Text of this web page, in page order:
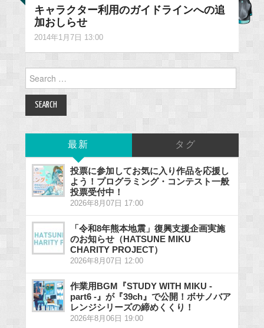
キャラクター利用のガイドラインへの追
加おしらせ
2014年1月7日 13:00
Search
for:
最新 タグ
投票に参加してお気に入り作品を応援し
よう！プログラミング・コンテスト一般
投票受付中！
2026年8月07日 17:00
「令和8年熊本地震」復興支援企画実施
のお知らせ（HATSUNE MIKU
CHARITY PROJECT）
2026年8月07日 12:00
作業用BGM『STUDY WITH MIKU -
part6 -』が『39ch』で公開！ボサノバア
レンジシリーズの締めくくり！
2026年8月06日 19:00